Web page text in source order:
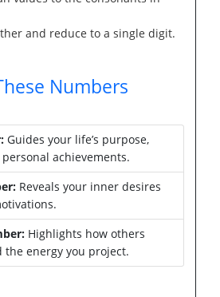
and reduce to a single digit.
Numbers
Guides your life’s purpose,
achievements.
Reveals your inner desires
Highlights how others
the energy you project.